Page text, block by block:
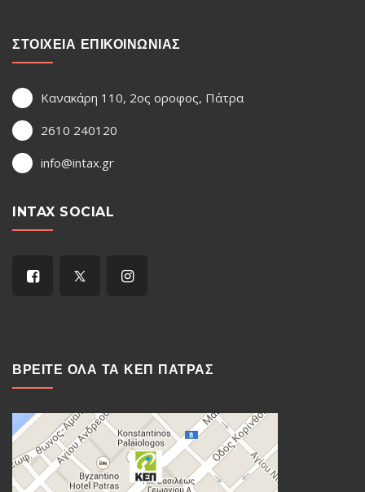
ΣΤΟΙΧΕΙΑ ΕΠΙΚΟΙΝΩΝΙΑΣ
Κανακάρη 110, 2ος οροφος, Πάτρα
2610 240120
info@intax.gr
INTAX SOCIAL
ΒΡΕΙΤΕ ΟΛΑ ΤΑ ΚΕΠ ΠΑΤΡΑΣ